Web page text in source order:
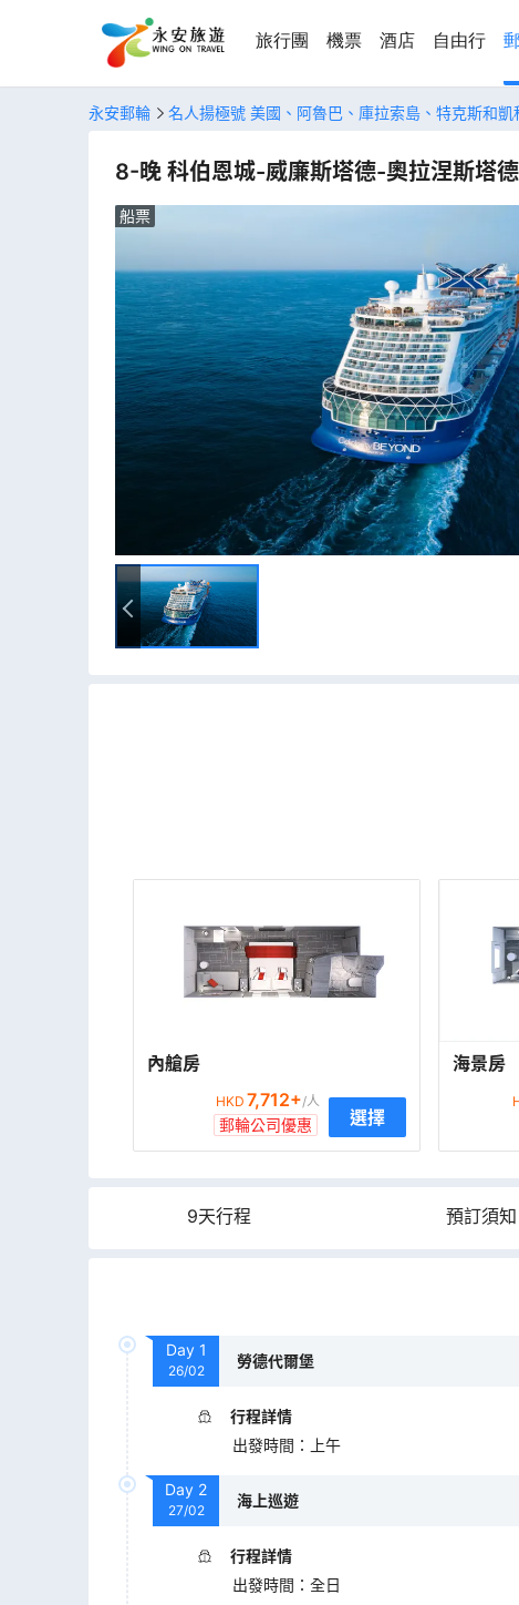
旅行團 機票 酒店 自由行
永安郵輪 名人揚極號 美國、阿魯巴、庫拉索島、特克斯和凱
8-晚 科伯恩城-威廉斯塔德-奧拉涅斯塔德
船票
內艙房
HKD 7,712+/人
郵輪公司優惠 選擇
海景房
9天行程 預訂須知
Day 1
26/02
勞德代爾堡
行程詳情
出發時間 ： 上午
Day 2
27/02
海上巡遊
行程詳情
出發時間 ： 全日